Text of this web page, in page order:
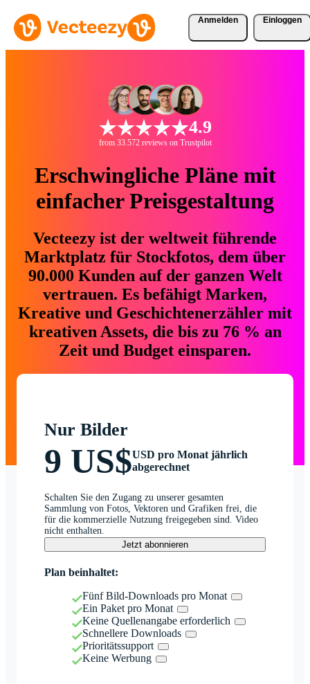
Anmelden Einloggen
4.9
from 33.572 reviews on Trustpilot
Erschwingliche Pläne mit
einfacher Preisgestaltung
Vecteezy ist der weltweit führende
Marktplatz für Stockfotos, dem über
90.000 Kunden auf der ganzen Welt
vertrauen. Es befähigt Marken,
Kreative und Geschichtenerzähler mit
kreativen Assets, die bis zu 76 % an
Zeit und Budget einsparen.
Nur Bilder
9 US$USD pro Monat jährlich
abgerechnet
Schalten Sie den Zugang zu unserer gesamten
Sammlung von Fotos, Vektoren und Grafiken frei, die
für die kommerzielle Nutzung freigegeben sind. Video
nicht enthalten.
Jetzt abonnieren
Plan beinhaltet:
Fünf Bild-Downloads pro Monat
Ein Paket pro Monat
Keine Quellenangabe erforderlich
Schnellere Downloads
Prioritätssupport
Keine Werbung